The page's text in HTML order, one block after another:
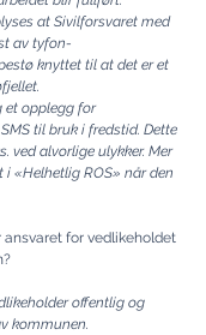
at Sivilforsvaret med
av tyfon-
knyttet til at det er et
et opplegg for
til bruk i fredstid. Dette
ved alvorlige ulykker. Mer
«Helhetlig ROS» når den
ansvaret for vedlikeholdet
offentlig og
kommunen.